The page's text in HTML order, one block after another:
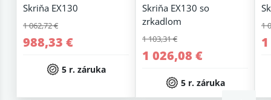
Skriňa EX130
1 062,72 €
988,33 €
5 r. záruka
Skriňa EX130 so
zrkadlom
1 103,31 €
1 026,08 €
5 r. záruka
1